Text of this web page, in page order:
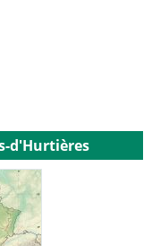
d'Hurtières